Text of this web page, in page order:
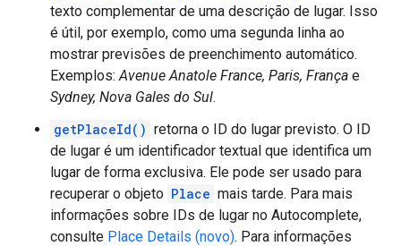
texto complementar de uma descrição de lugar. Isso
é útil, por exemplo, como uma segunda linha ao
mostrar previsões de preenchimento automático.
Exemplos: Avenue Anatole France, Paris, França e
Sydney, Nova Gales do Sul.
getPlaceId() retorna o ID do lugar previsto. O ID
de lugar é um identificador textual que identifica um
lugar de forma exclusiva. Ele pode ser usado para
recuperar o objeto Place mais tarde. Para mais
informações sobre IDs de lugar no Autocomplete,
consulte Place Details (novo). Para informações